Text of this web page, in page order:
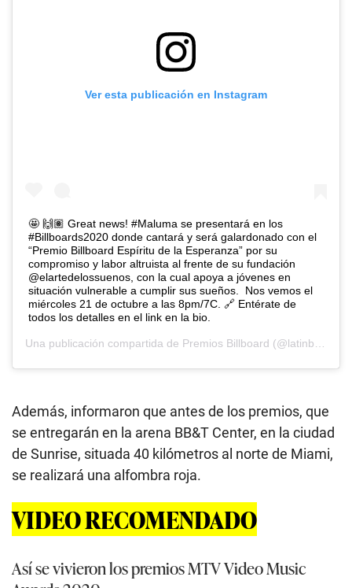
Ver esta publicación en Instagram
🤩 🙌🏽 Great news! #Maluma se presentará en los
#Billboards2020 donde cantará y será galardonado con el
“Premio Billboard Espíritu de la Esperanza” por su
compromiso y labor altruista al frente de su fundación
@elartedelossuenos, con la cual apoya a jóvenes en
situación vulnerable a cumplir sus sueños.⁠ ⁠ Nos vemos el
miércoles 21 de octubre a las 8pm/7C. 🔗 Entérate de
todos los detalles en el link en la bio.
Una publicación compartida de Premios Billboard (@latinbillboards) el
Además, informaron que antes de los premios, que
se entregarán en la arena BB&T Center, en la ciudad
de Sunrise, situada 40 kilómetros al norte de Miami,
se realizará una alfombra roja.
VIDEO RECOMENDADO
Así se vivieron los premios MTV Video Music